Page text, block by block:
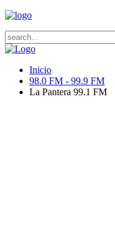
Inicio
98.0 FM - 99.9 FM
La Pantera 99.1 FM